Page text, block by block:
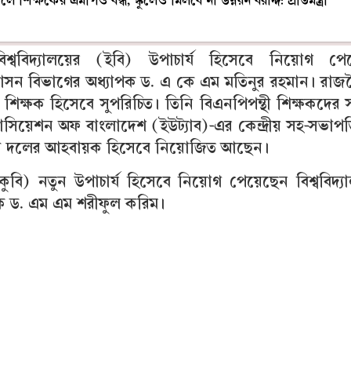
(ইবি) উপাচার্য হিসেবে নিয়োগ
বিভাগের অধ্যাপক ড. এ কে এম মতিনুর রহমান।
হিসেবে সুপরিচিত। তিনি বিএনপিপন্থী শিক্ষকদের
অফ বাংলাদেশ (ইউট্যাব)-এর কেন্দ্রীয় সহ-
দলের আহবায়ক হিসেবে নিয়োজিত আছেন।
নতুন উপাচার্য হিসেবে নিয়োগ পেয়েছেন
ড. এম এম শরীফুল করিম।